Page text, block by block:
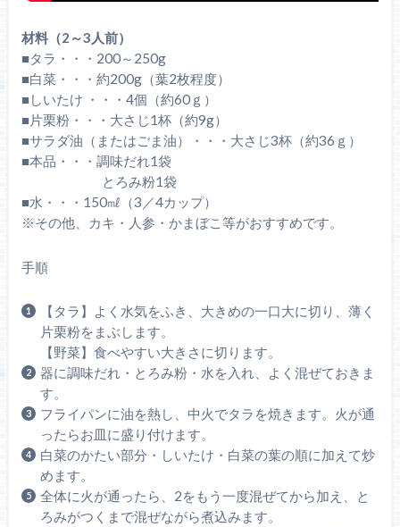
材料（2～3人前）
■タラ・・・200～250g
■白菜・・・約200g（葉2枚程度）
■しいたけ ・・・4個（約60ｇ）
■片栗粉・・・大さじ1杯（約9g）
■サラダ油（またはごま油）・・・大さじ3杯（約36ｇ）
■本品・・・調味だれ1袋
とろみ粉1袋
■水・・・150㎖（3／4カップ）
※その他、カキ・人参・かまぼこ等がおすすめです。
手順
【タラ】よく水気をふき、大きめの一口大に切り、薄く
片栗粉をまぶします。
【野菜】食べやすい大きさに切ります。
器に調味だれ・とろみ粉・水を入れ、よく混ぜておきま
す。
フライパンに油を熱し、中火でタラを焼きます。火が通
ったらお皿に盛り付けます。
白菜のかたい部分・しいたけ・白菜の葉の順に加えて炒
めます。
全体に火が通ったら、2をもう一度混ぜてから加え、と
ろみがつくまで混ぜながら煮込みます。